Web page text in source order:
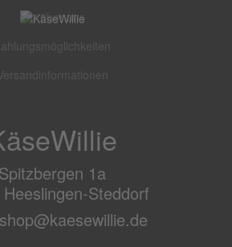
Wir über uns
Spitzbergen 1a
Steddorf